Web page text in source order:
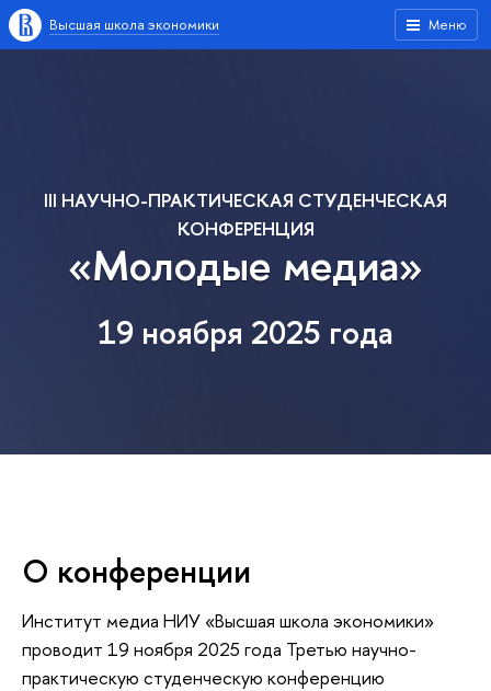
Меню
Высшая школа экономики
III НАУЧНО-ПРАКТИЧЕСКАЯ СТУДЕНЧЕСКАЯ
КОНФЕРЕНЦИЯ
«Молодые медиа»
19 ноября 2025 года
О конференции
Институт медиа НИУ «Высшая школа экономики»
проводит 19 ноября 2025 года Третью научно-
практическую студенческую конференцию